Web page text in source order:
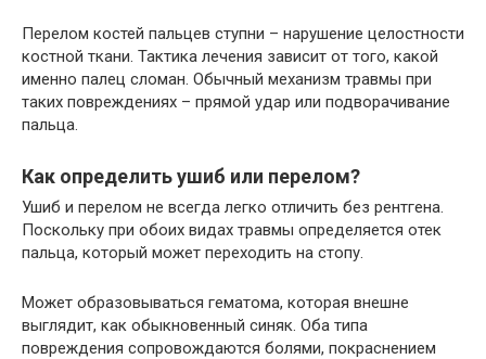
Перелом костей пальцев ступни – нарушение целостности
костной ткани. Тактика лечения зависит от того, какой
именно палец сломан. Обычный механизм травмы при
таких повреждениях – прямой удар или подворачивание
пальца.
Как определить ушиб или перелом?
Ушиб и перелом не всегда легко отличить без рентгена.
Поскольку при обоих видах травмы определяется отек
пальца, который может переходить на стопу.
Может образовываться гематома, которая внешне
выглядит, как обыкновенный синяк. Оба типа
повреждения сопровождаются болями, покраснением